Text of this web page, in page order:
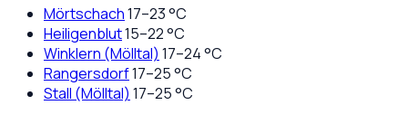
Mörtschach17–23°C
Heiligenblut15–22°C
Winklern (Mölltal) 17–24°C
Rangersdorf17–25°C
Stall (Mölltal) 17–25°C